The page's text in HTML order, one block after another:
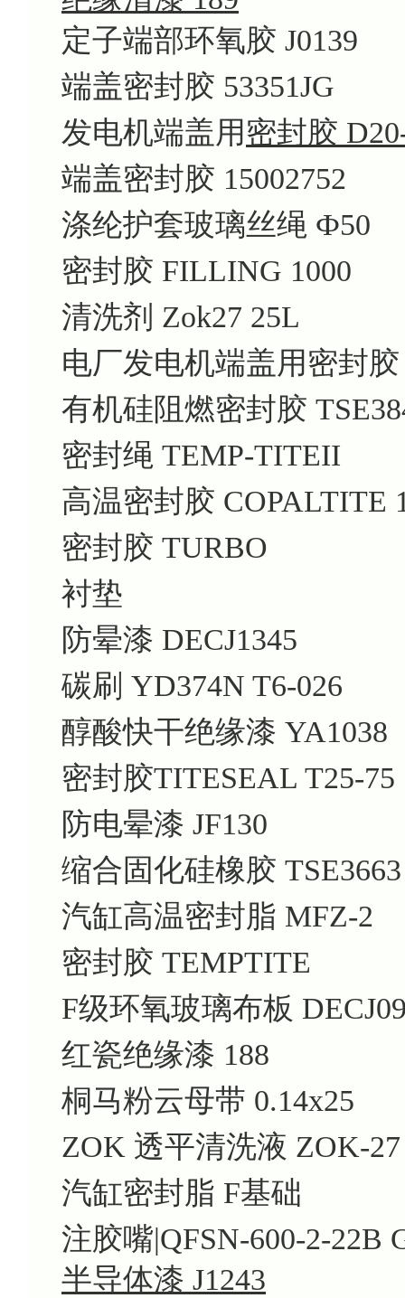
定子端部环氧胶 J0139
端盖密封胶 53351JG
发电机端盖用密封胶
端盖密封胶 15002752
涤纶护套玻璃丝绳 Ф50
密封胶 FILLING 1000
清洗剂 Zok27 25L
电厂发电机端盖用密封胶
有机硅阻燃密封胶
密封绳 TEMP-TITEII
高温密封胶 COPALTITE
密封胶 TURBO
衬垫
防晕漆 DECJ1345
碳刷 YD374N T6-026
醇酸快干绝缘漆 YA1038
密封胶TITESEAL T25-75
防电晕漆 JF130
缩合固化硅橡胶 TSE3663
汽缸高温密封脂 MFZ-2
密封胶 TEMPTITE
F级环氧玻璃布板
红瓷绝缘漆 188
桐马粉云母带 0.14x25
ZOK 透平清洗液 ZOK-27
汽缸密封脂 F基础
注胶嘴|QFSN-600-2-22B
半导体漆 J1243